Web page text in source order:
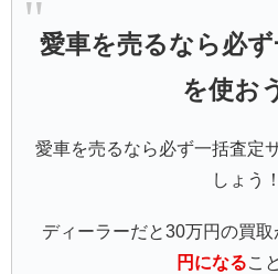
愛車を売るなら必
を使お
愛車を売るなら必ず一括査定
しょう！
ディーラーだと30万円の買取
円になるこ